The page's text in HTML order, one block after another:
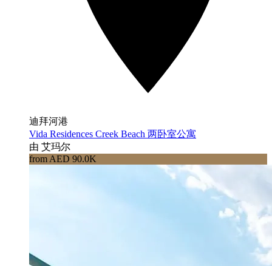
迪拜河港
Vida Residences Creek Beach 两卧室公寓
由 艾玛尔
from AED 90.0K